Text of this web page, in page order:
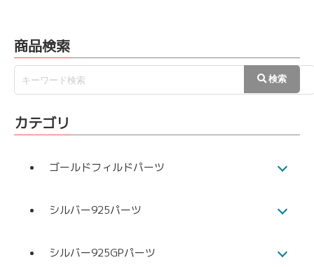
商品検索
カテゴリ
ゴールドフィルドパーツ
シルバー925パーツ
シルバー925GPパーツ